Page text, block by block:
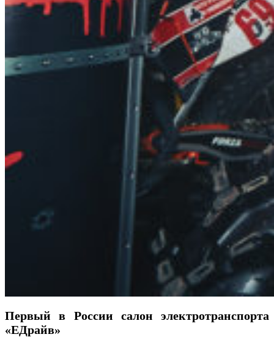
Первый в России салон электротранспорта
«ЕДрайв»